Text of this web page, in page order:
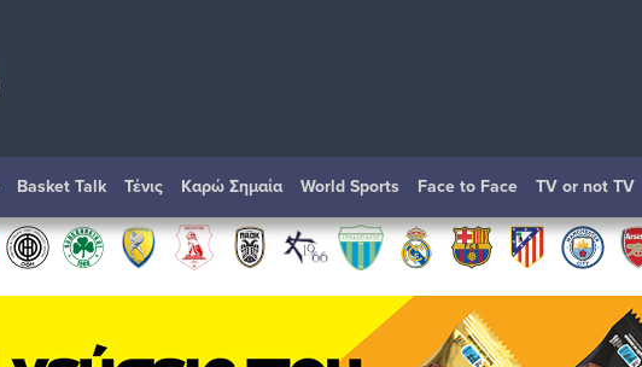
Basket Talk Τένις Καρώ Σημαία World Sports Face to Face TV or not TV